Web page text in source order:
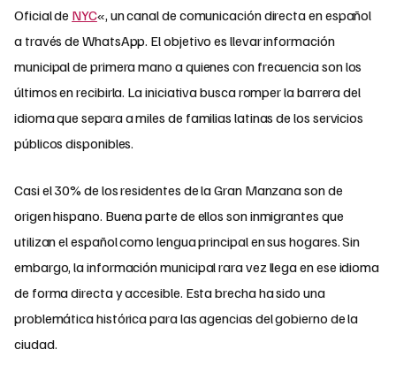
Oficial de NYC«, un canal de comunicación directa en español
a través de WhatsApp. El objetivo es llevar información
municipal de primera mano a quienes con frecuencia son los
últimos en recibirla. La iniciativa busca romper la barrera del
idioma que separa a miles de familias latinas de los servicios
públicos disponibles.
Casi el 30% de los residentes de la Gran Manzana son de
origen hispano. Buena parte de ellos son inmigrantes que
utilizan el español como lengua principal en sus hogares. Sin
embargo, la información municipal rara vez llega en ese idioma
de forma directa y accesible. Esta brecha ha sido una
problemática histórica para las agencias del gobierno de la
ciudad.